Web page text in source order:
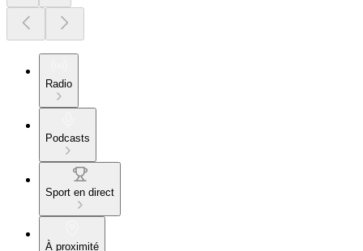
Radio
Podcasts
Sport en direct
À proximité